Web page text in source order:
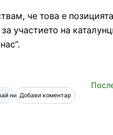
че това е
участието на
ни Добави коментар